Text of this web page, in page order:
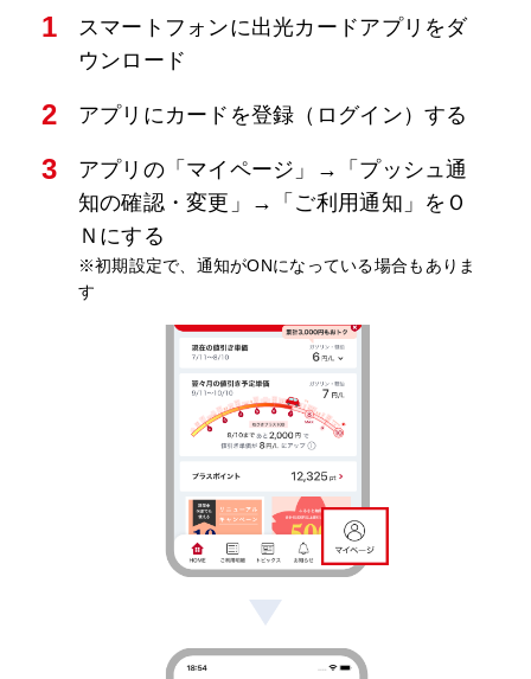
1
スマートフォンに出光カードアプリをダ
ウンロード
2 アプリにカードを登録（ログイン）する
3
アプリの「マイページ」→「プッシュ通
知の確認・変更」→「ご利用通知」をＯ
Ｎにする
※初期設定で、通知がONになっている場合もありま
す